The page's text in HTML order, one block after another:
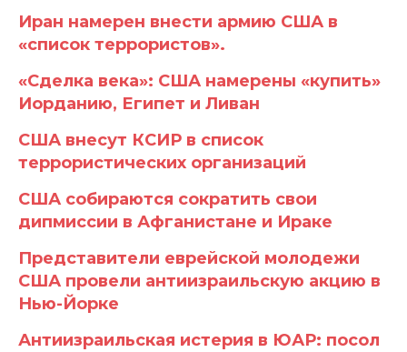
Иран намерен внести армию США в
«список террористов».
«Сделка века»: США намерены «купить»
Иорданию, Египет и Ливан
США внесут КСИР в список
террористических организаций
США собираются сократить свои
дипмиссии в Афганистане и Ираке
Представители еврейской молодежи
США провели антиизраильскую акцию в
Нью-Йорке
Антиизраильская истерия в ЮАР: посол